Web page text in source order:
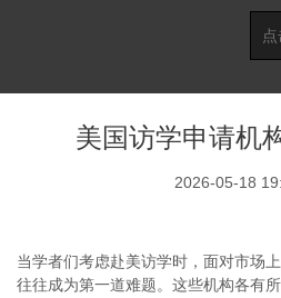
美国访学申请机
2026-05-18
当学者们考虑赴美访学时，面对市场
往往成为第一道难题。这些机构各有